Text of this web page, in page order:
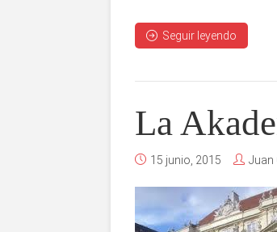
Seguir leyendo
La
15 junio, 2015 Juan